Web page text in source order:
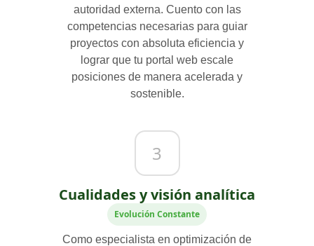
autoridad externa. Cuento con las
competencias necesarias para guiar
proyectos con absoluta eficiencia y
lograr que tu portal web escale
posiciones de manera acelerada y
sostenible.
3
Cualidades y visión analítica
Evolución Constante
Como especialista en optimización de